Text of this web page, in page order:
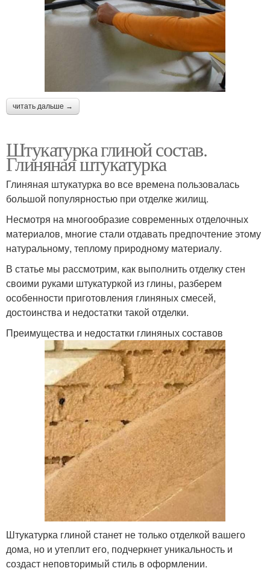
читать дальше →
Штукатурка глиной состав.
Глиняная штукатурка
Глиняная штукатурка во все времена пользовалась
большой популярностью при отделке жилищ.
Несмотря на многообразие современных отделочных
материалов, многие стали отдавать предпочтение этому
натуральному, теплому природному материалу.
В статье мы рассмотрим, как выполнить отделку стен
своими руками штукатуркой из глины, разберем
особенности приготовления глиняных смесей,
достоинства и недостатки такой отделки.
Преимущества и недостатки глиняных составов
Штукатурка глиной станет не только отделкой вашего
дома, но и утеплит его, подчеркнет уникальность и
создаст неповторимый стиль в оформлении.